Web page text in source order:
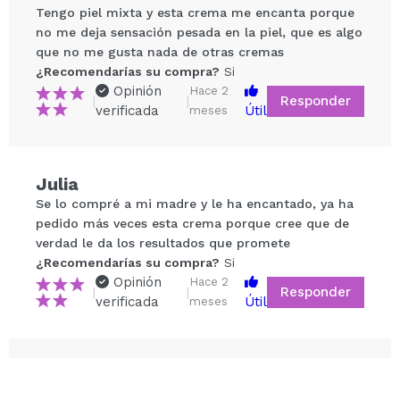
¿Recomendarías su compra? Si
5/5
ENVIAR
Tengo piel mixta y esta crema me encanta porque
no me deja sensación pesada en la piel, que es algo
que no me gusta nada de otras cremas
¿Recomendarías su compra? Si
|
Opinión
verificada
|
Hace 2
meses
Útil
Responder
Julia
Se lo compré a mi madre y le ha encantado, ya ha
pedido más veces esta crema porque cree que de
verdad le da los resultados que promete
¿Recomendarías su compra? Si
|
Opinión
verificada
|
Hace 2
meses
Útil
Responder